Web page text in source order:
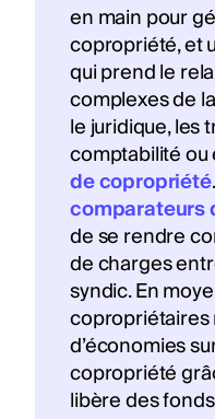
en main pour
copropriété, et
qui prend le
complexes de
le juridique, les
comptabilité
de copropriété
comparateurs
de se rendre
de charges
syndic. En
d’économies
copropriété
libère des